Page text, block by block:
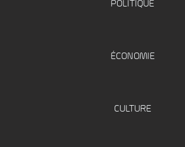
POLITIQUE
ÉCONOMIE
CULTURE